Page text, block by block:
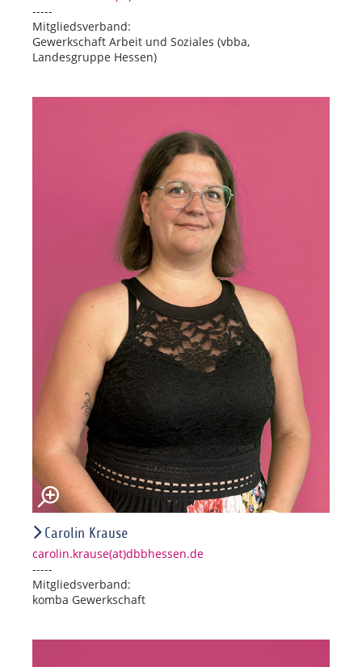
-----
Mitgliedsverband:
Gewerkschaft Arbeit und Soziales (vbba,
Landesgruppe Hessen)
Carolin Krause
carolin.krause(at)dbbhessen.de
-----
Mitgliedsverband:
komba Gewerkschaft